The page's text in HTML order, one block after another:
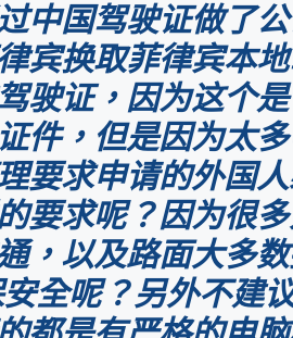
中国驾驶证做了
宾换取菲律宾本
驶证，因为这个
件，但是因为太
要求申请的外国
要求呢？因为很
，以及路面大多
全呢？另外不建